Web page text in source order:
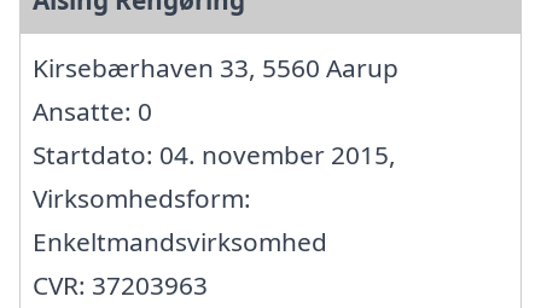
Kirsebærhaven 33, 5560 Aarup
Ansatte: 0
Startdato: 04. november 2015,
Virksomhedsform:
Enkeltmandsvirksomhed
CVR: 37203963